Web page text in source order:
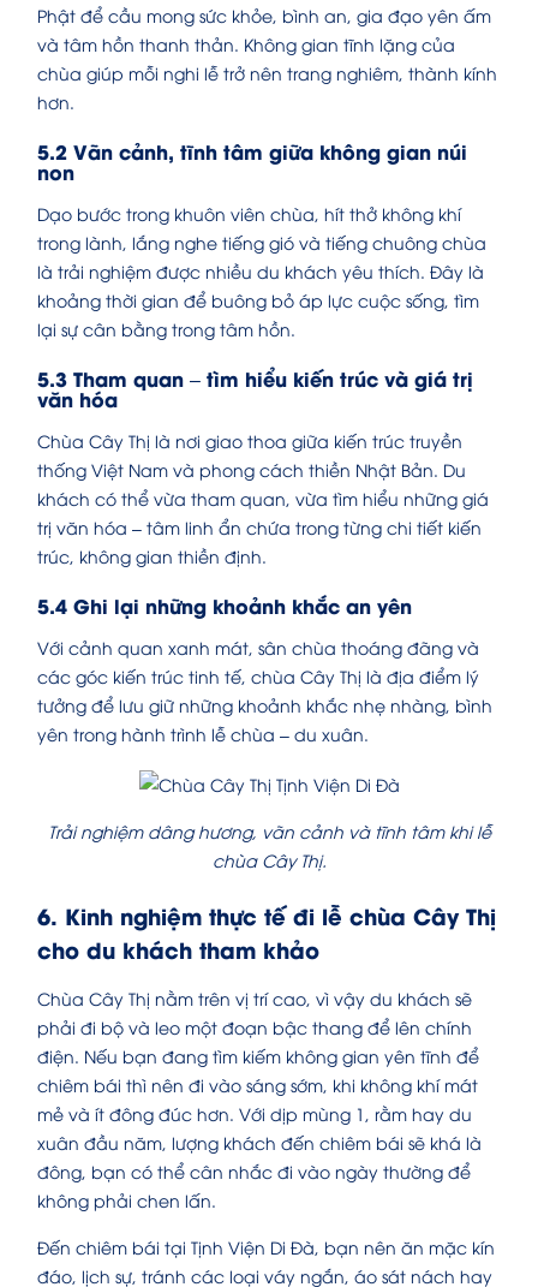
Phật để cầu mong sức khỏe, bình an, gia đạo yên ấm
và tâm hồn thanh thản. Không gian tĩnh lặng của
chùa giúp mỗi nghi lễ trở nên trang nghiêm, thành kính
hơn.
5.2 Vãn cảnh, tĩnh tâm giữa không gian núi
non
Dạo bước trong khuôn viên chùa, hít thở không khí
trong lành, lắng nghe tiếng gió và tiếng chuông chùa
là trải nghiệm được nhiều du khách yêu thích. Đây là
khoảng thời gian để buông bỏ áp lực cuộc sống, tìm
lại sự cân bằng trong tâm hồn.
5.3 Tham quan – tìm hiểu kiến trúc và giá trị
văn hóa
Chùa Cây Thị là nơi giao thoa giữa kiến trúc truyền
thống Việt Nam và phong cách thiền Nhật Bản. Du
khách có thể vừa tham quan, vừa tìm hiểu những giá
trị văn hóa – tâm linh ẩn chứa trong từng chi tiết kiến
trúc, không gian thiền định.
5.4 Ghi lại những khoảnh khắc an yên
Với cảnh quan xanh mát, sân chùa thoáng đãng và
các góc kiến trúc tinh tế, chùa Cây Thị là địa điểm lý
tưởng để lưu giữ những khoảnh khắc nhẹ nhàng, bình
yên trong hành trình lễ chùa – du xuân.
Trải nghiệm dâng hương, vãn cảnh và tĩnh tâm khi lễ
chùa Cây Thị.
6. Kinh nghiệm thực tế đi lễ chùa Cây Thị
cho du khách tham khảo
Chùa Cây Thị nằm trên vị trí cao, vì vậy du khách sẽ
phải đi bộ và leo một đoạn bậc thang để lên chính
điện. Nếu bạn đang tìm kiếm không gian yên tĩnh để
chiêm bái thì nên đi vào sáng sớm, khi không khí mát
mẻ và ít đông đúc hơn. Với dịp mùng 1, rằm hay du
xuân đầu năm, lượng khách đến chiêm bái sẽ khá là
đông, bạn có thể cân nhắc đi vào ngày thường để
không phải chen lấn.
Đến chiêm bái tại Tịnh Viện Di Đà, bạn nên ăn mặc kín
đáo, lịch sự, tránh các loại váy ngắn, áo sát nách hay